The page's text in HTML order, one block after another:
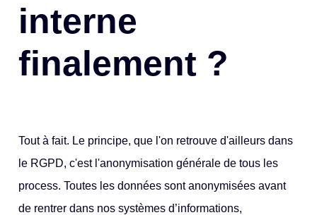
interne
finalement ?
Tout à fait. Le principe, que l'on retrouve d'ailleurs dans
le RGPD, c'est l'anonymisation générale de tous les
process. Toutes les données sont anonymisées avant
de rentrer dans nos systèmes d’informations,